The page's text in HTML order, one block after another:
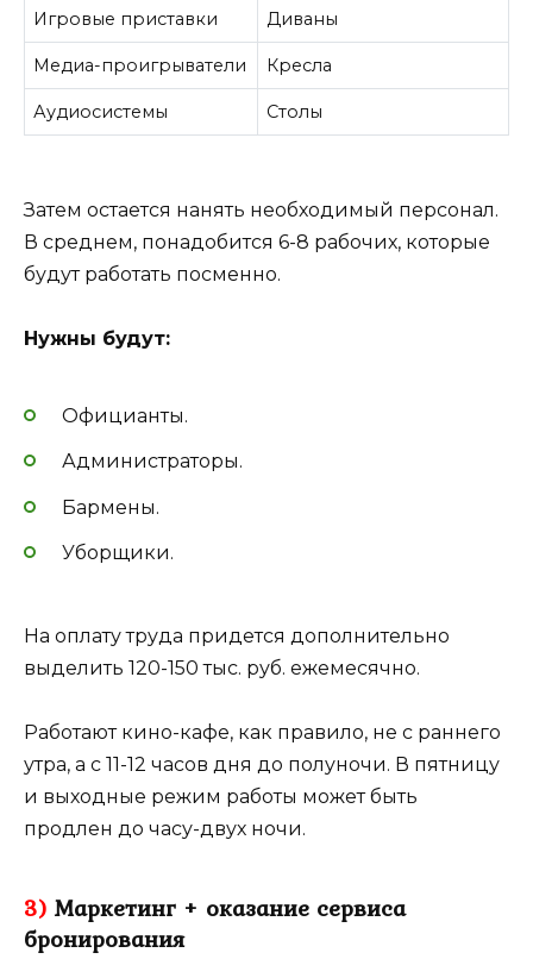
Игровые приставки Диваны
Медиа-проигрыватели Кресла
Аудиосистемы Столы
Затем остается нанять необходимый персонал.
В среднем, понадобится 6-8 рабочих, которые
будут работать посменно.
Нужны будут:
Официанты.
Администраторы.
Бармены.
Уборщики.
На оплату труда придется дополнительно
выделить 120-150 тыс. руб. ежемесячно.
Работают кино-кафе, как правило, не с раннего
утра, а с 11-12 часов дня до полуночи. В пятницу
и выходные режим работы может быть
продлен до часу-двух ночи.
3) Маркетинг + оказание сервиса
бронирования